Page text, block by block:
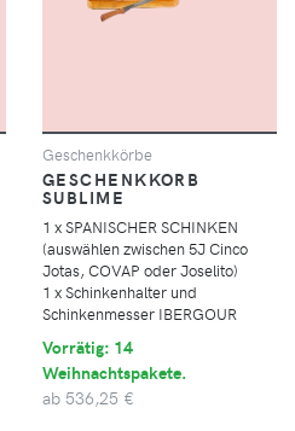
Geschenkkörbe
GESCHENKKORB
SUBLIME
1 x SPANISCHER SCHINKEN
(auswählen zwischen 5J Cinco
Jotas, COVAP oder Joselito)
1 x Schinkenhalter und
Schinkenmesser IBERGOUR
Vorrätig: 14
Weihnachtspakete.
ab 536,25 €